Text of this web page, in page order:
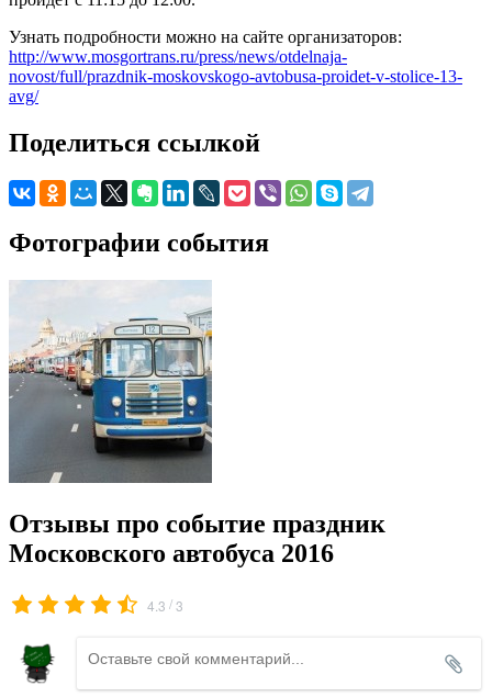
Узнать подробности можно на сайте организаторов:
http://www.mosgortrans.ru/press/news/otdelnaja-
novost/full/prazdnik-moskovskogo-avtobusa-proidet-v-stolice-13-
avg/
Поделиться ссылкой
Фотографии события
Отзывы про событие праздник
Московского автобуса 2016
4.3 /3